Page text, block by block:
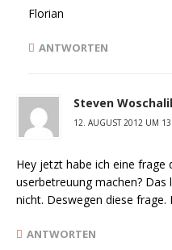
Florian
ANTWORTEN
Steven
12. AUGUST 2012 UM
Hey jetzt habe ich eine frage
userbetreuung machen?
nicht. Deswegen diese frage.
ANTWORTEN